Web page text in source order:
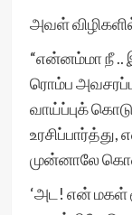
அவள்
“என்னம்மா நீ ..
ரொம்ப
வாய்ப்புக்
முன்னாலே
‘அட! என் மகள்